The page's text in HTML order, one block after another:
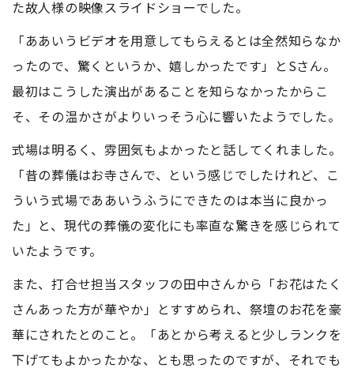
た故人様の映像スライドショーでした。
「ああいうビデオを用意してもらえるとは全然知らなか
ったので、驚くというか、嬉しかったです」とSさん。
最初はこうした演出があることを知らなかったからこ
そ、その温かさがよりいっそう心に響いたようでした。
式場は明るく、雰囲気もよかったと話してくれました。
「昔の葬儀はお寺さんで、という感じでしたけれど、こ
ういう式場でああいうふうにできたのは本当に良かっ
た」と、現代の葬儀の変化にも率直な驚きを感じられて
いたようです。
また、打合せ担当スタッフの田中さんから「お花はたく
さんあった方が華やか」とすすめられ、祭壇のお花を豪
華にされたとのこと。「あとから考えると少しランクを
下げてもよかったかな、とも思ったのですが、それでも